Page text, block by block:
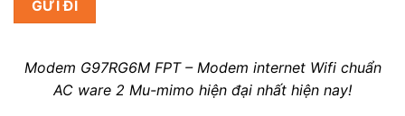
Modem G97RG6M FPT – Modem internet Wifi chuẩn
AC ware 2 Mu-mimo hiện đại nhất hiện nay!